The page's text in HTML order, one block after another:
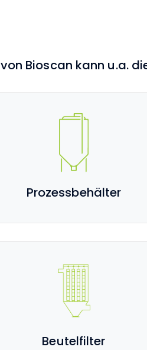
Bioscan kann u.a.
Prozessbehälter
Beutelfilter